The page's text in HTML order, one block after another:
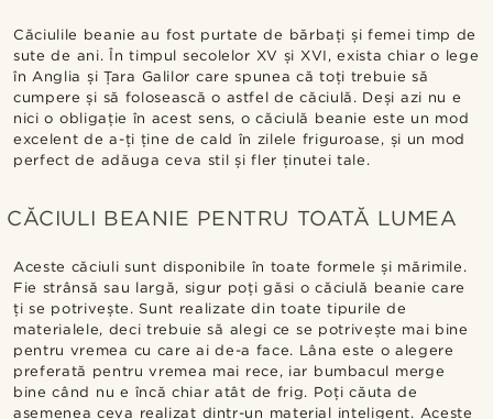
Căciulile beanie au fost purtate de bărbați și femei timp de
sute de ani. În timpul secolelor XV și XVI, exista chiar o lege
în Anglia și Țara Galilor care spunea că toți trebuie să
cumpere și să folosească o astfel de căciulă. Deși azi nu e
nici o obligație în acest sens, o căciulă beanie este un mod
excelent de a-ți ține de cald în zilele friguroase, și un mod
perfect de adăuga ceva stil și fler ținutei tale.
CĂCIULI BEANIE PENTRU TOATĂ LUMEA
Aceste căciuli sunt disponibile în toate formele și mărimile.
Fie strânsă sau largă, sigur poți găsi o căciulă beanie care
ți se potrivește. Sunt realizate din toate tipurile de
materialele, deci trebuie să alegi ce se potrivește mai bine
pentru vremea cu care ai de-a face. Lâna este o alegere
preferată pentru vremea mai rece, iar bumbacul merge
bine când nu e încă chiar atât de frig. Poți căuta de
asemenea ceva realizat dintr-un material inteligent. Aceste